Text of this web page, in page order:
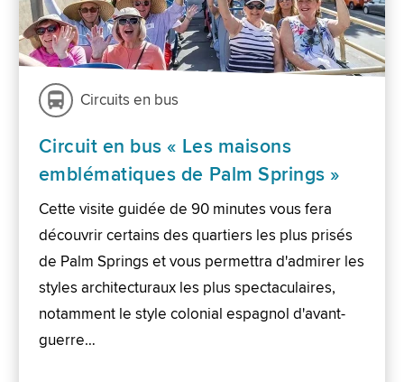
Circuits en bus
Circuit en bus « Les maisons
emblématiques de Palm Springs »
Cette visite guidée de 90 minutes vous fera
découvrir certains des quartiers les plus prisés
de Palm Springs et vous permettra d'admirer les
styles architecturaux les plus spectaculaires,
notamment le style colonial espagnol d'avant-
guerre…